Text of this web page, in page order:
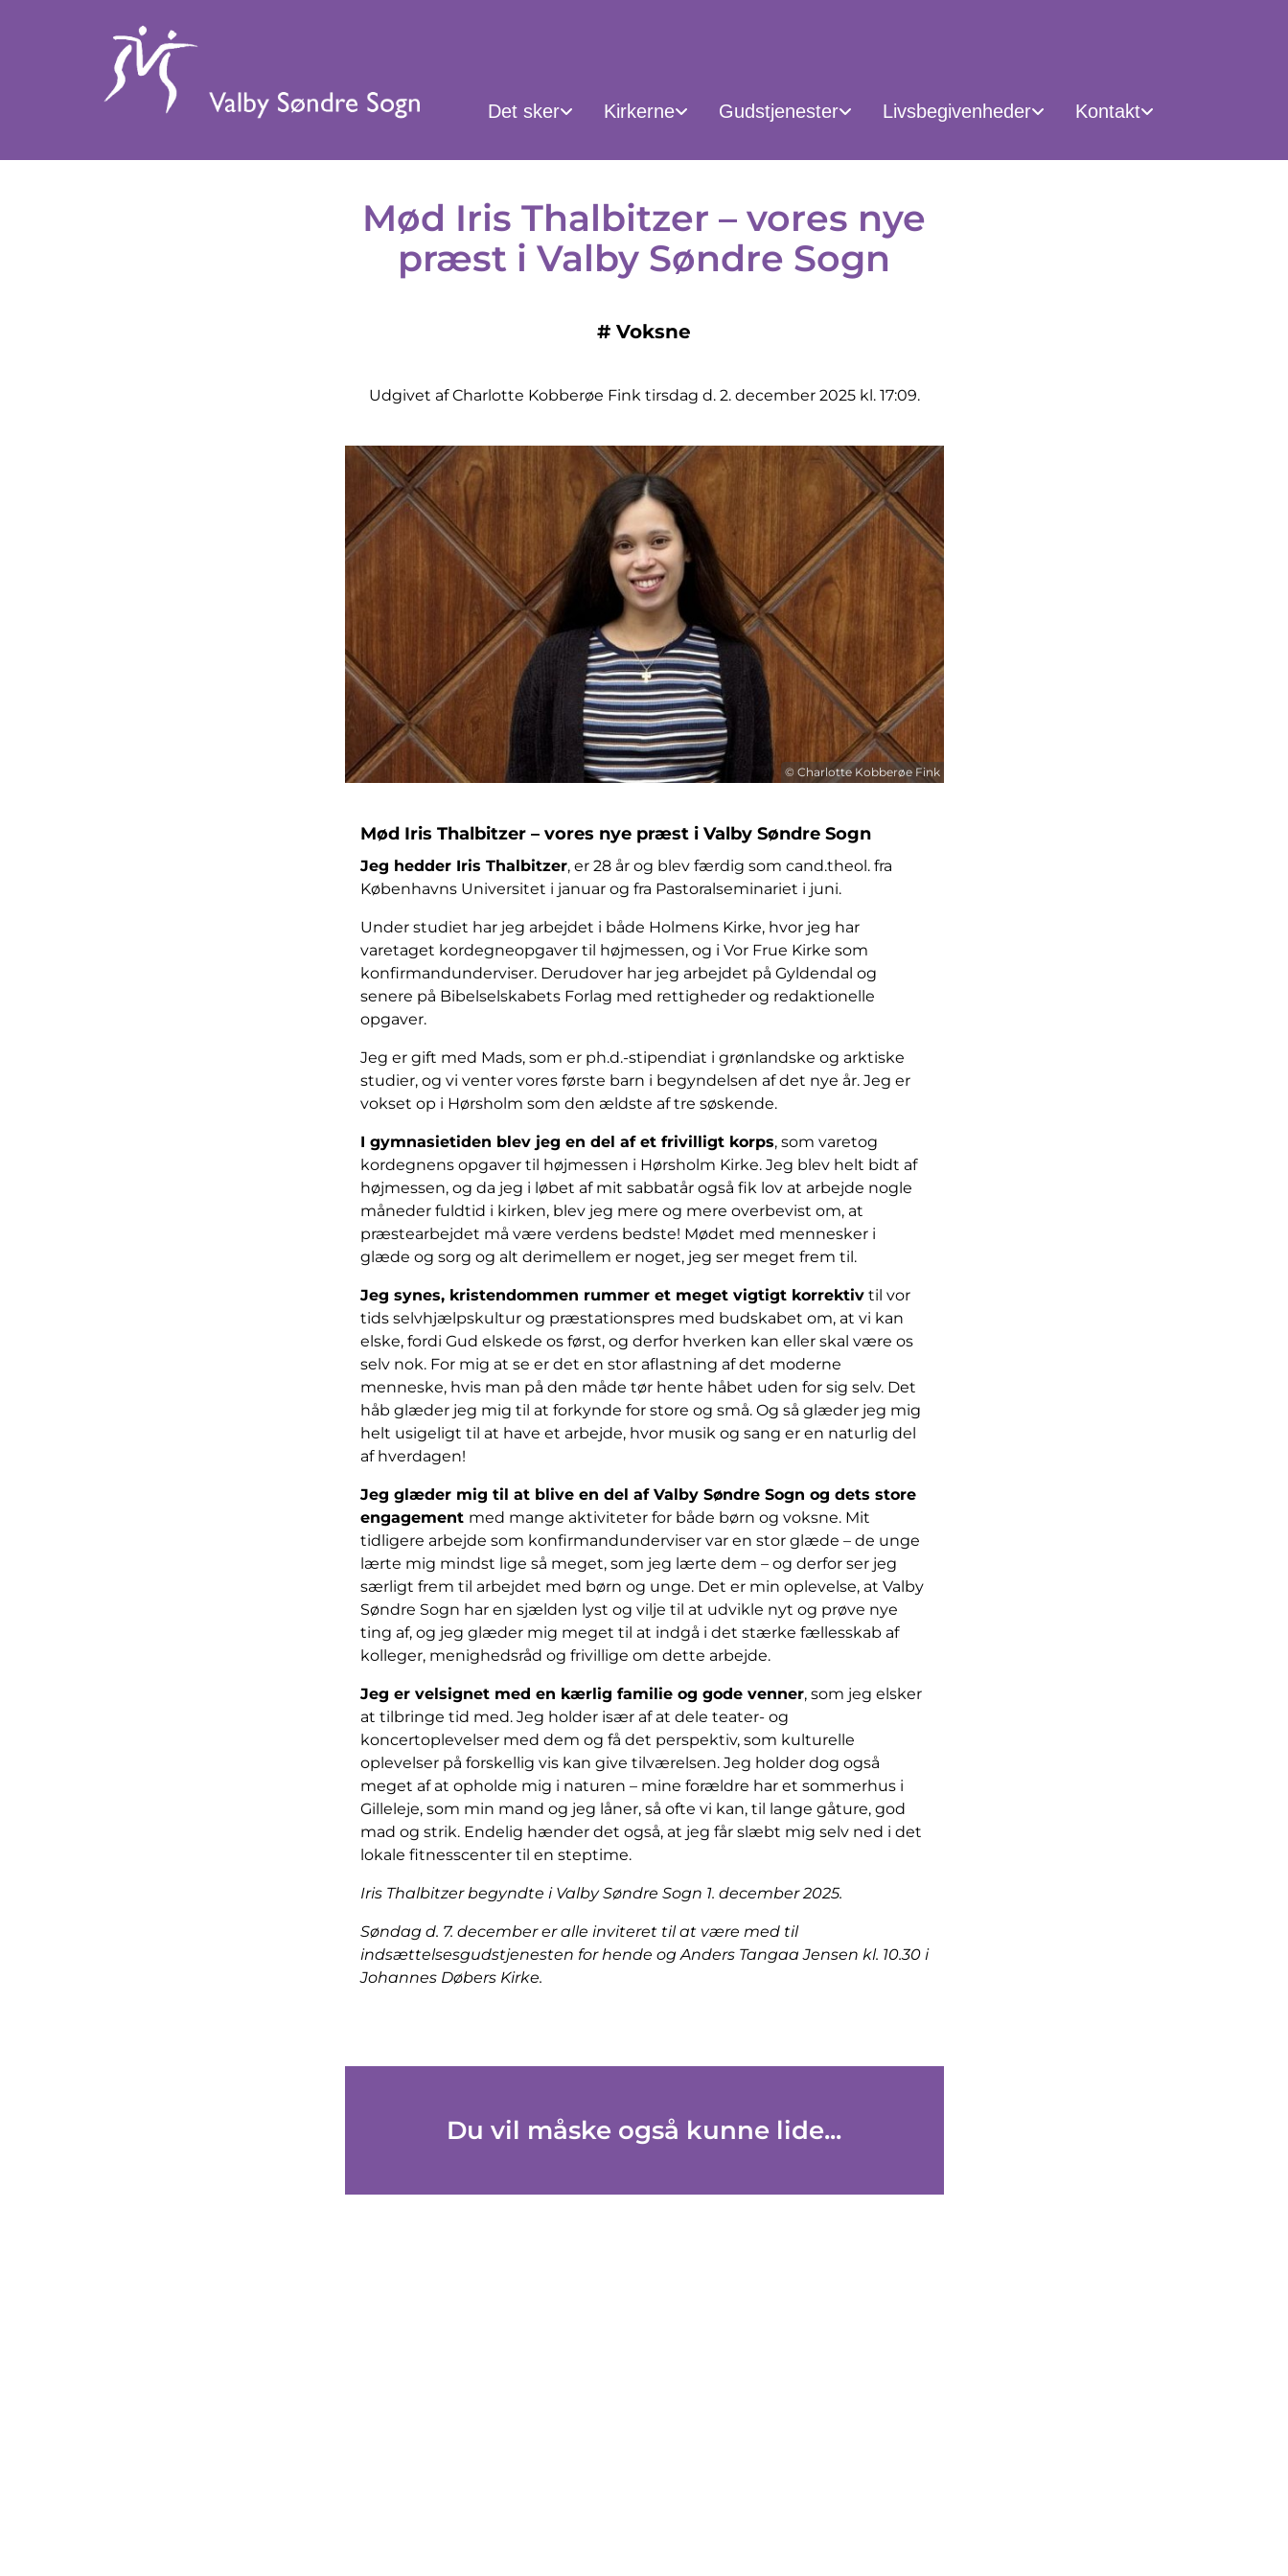
Det sker Kirkerne Gudstjenester Livsbegivenheder Kontakt
Mød Iris Thalbitzer – vores nye
præst i Valby Søndre Sogn
# Voksne
Udgivet af Charlotte Kobberøe Fink tirsdag d. 2. december 2025 kl. 17:09.
© Charlotte Kobberøe Fink
Mød Iris Thalbitzer – vores nye præst i Valby Søndre Sogn
Jeg hedder Iris Thalbitzer, er 28 år og blev færdig som cand.theol. fra
Københavns Universitet i januar og fra Pastoralseminariet i juni.
Under studiet har jeg arbejdet i både Holmens Kirke, hvor jeg har
varetaget kordegneopgaver til højmessen, og i Vor Frue Kirke som
konfirmandunderviser. Derudover har jeg arbejdet på Gyldendal og
senere på Bibelselskabets Forlag med rettigheder og redaktionelle
opgaver.
Jeg er gift med Mads, som er ph.d.-stipendiat i grønlandske og arktiske
studier, og vi venter vores første barn i begyndelsen af det nye år. Jeg er
vokset op i Hørsholm som den ældste af tre søskende.
I gymnasietiden blev jeg en del af et frivilligt korps, som varetog
kordegnens opgaver til højmessen i Hørsholm Kirke. Jeg blev helt bidt af
højmessen, og da jeg i løbet af mit sabbatår også fik lov at arbejde nogle
måneder fuldtid i kirken, blev jeg mere og mere overbevist om, at
præstearbejdet må være verdens bedste! Mødet med mennesker i
glæde og sorg og alt derimellem er noget, jeg ser meget frem til.
Jeg synes, kristendommen rummer et meget vigtigt korrektivtil vor
tids selvhjælpskultur og præstationspres med budskabet om, at vi kan
elske, fordi Gud elskede os først, og derfor hverken kan eller skal være os
selv nok. For mig at se er det en stor aflastning af det moderne
menneske, hvis man på den måde tør hente håbet uden for sig selv. Det
håb glæder jeg mig til at forkynde for store og små. Og så glæder jeg mig
helt usigeligt til at have et arbejde, hvor musik og sang er en naturlig del
af hverdagen!
Jeg glæder mig til at blive en del af Valby Søndre Sogn og dets store
engagement med mange aktiviteter for både børn og voksne. Mit
tidligere arbejde som konfirmandunderviser var en stor glæde – de unge
lærte mig mindst lige så meget, som jeg lærte dem – og derfor ser jeg
særligt frem til arbejdet med børn og unge. Det er min oplevelse, at Valby
Søndre Sogn har en sjælden lyst og vilje til at udvikle nyt og prøve nye
ting af, og jeg glæder mig meget til at indgå i det stærke fællesskab af
kolleger, menighedsråd og frivillige om dette arbejde.
Jeg er velsignet med en kærlig familie og gode venner, som jeg elsker
at tilbringe tid med. Jeg holder især af at dele teater- og
koncertoplevelser med dem og få det perspektiv, som kulturelle
oplevelser på forskellig vis kan give tilværelsen. Jeg holder dog også
meget af at opholde mig i naturen – mine forældre har et sommerhus i
Gilleleje, som min mand og jeg låner, så ofte vi kan, til lange gåture, god
mad og strik. Endelig hænder det også, at jeg får slæbt mig selv ned i det
lokale fitnesscenter til en steptime.
Iris Thalbitzer begyndte i Valby Søndre Sogn 1. december 2025.
Søndag d. 7. december er alle inviteret til at være med til
indsættelsesgudstjenesten for hende og Anders Tangaa Jensen kl. 10.30 i
Johannes Døbers Kirke.
Du vil måske også kunne lide...